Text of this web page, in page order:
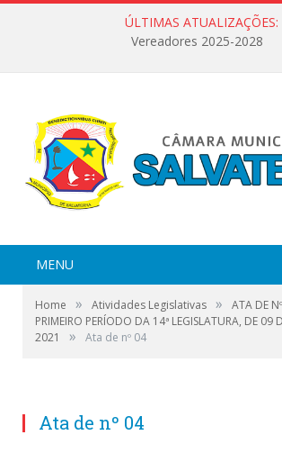
ÚLTIMAS ATUALIZAÇÕES:
Vereadores 2025-2028
MENU
Home » Atividades Legislativas »
ATA DE
PRIMEIRO PERÍODO DA 14ª LEGISLATURA, DE 09
2021
» Ata de nº 04
Ata de nº 04